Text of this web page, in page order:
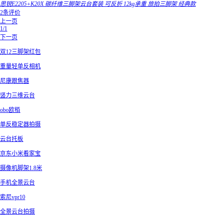
思锐E2205+K20X 碳纤维三脚架云台套装 可反折 12kg承重 旅拍三脚架 经典款
2条评价
上一页
1/1
下一页
双12三脚架红包
重量轻单反相机
尼康跟焦器
竖力三维云台
obo欧栢
单反稳定器拍摄
云台托板
京东小米看家宝
摄像机脚架1.8米
手机全景云台
索尼vpr10
全景云台拍摄